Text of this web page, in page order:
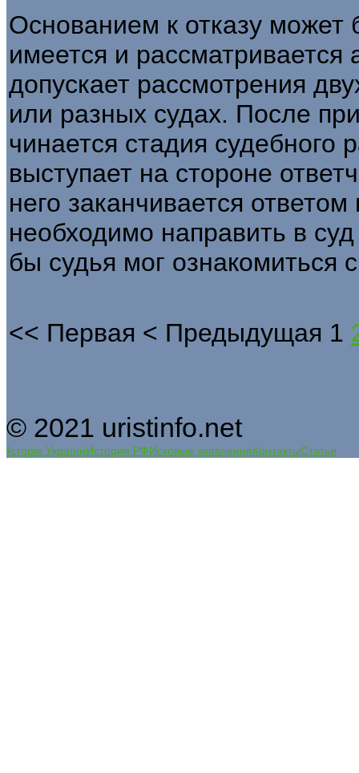
Основанием к отказу может
имеется и рассматривается
допускает рассмотрения
или разных судах. После
чинается стадия судебного
выступает на стороне
него заканчивается
необходимо направить в
бы судья мог ознакомиться
<< Первая < Предыдущая 1
© 2021 uristinfo.net
Історія УкраїниИстория РФИсковые заявленияКонтактыСтатьи